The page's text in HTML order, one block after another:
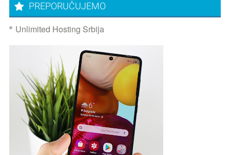
PREPORUČUJEMO
Unlimited Hosting Srbija